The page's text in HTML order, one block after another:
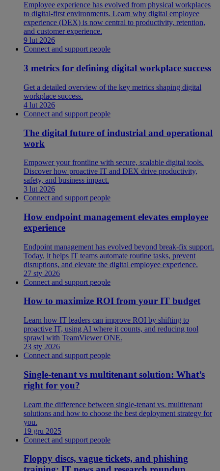
Employee experience has evolved from physical workplaces
to digital-first environments. Learn why digital employee
experience (DEX) is now central to productivity, retention,
and customer experience.
9 lut 2026
Connect and support people
3 metrics for defining digital workplace success
Get a detailed overview of the key metrics shaping digital
workplace success.
4 lut 2026
Connect and support people
The digital future of industrial and operational
work
Empower your frontline with secure, scalable digital tools.
Discover how proactive IT and DEX drive productivity,
safety, and business impact.
3 lut 2026
Connect and support people
How endpoint management elevates employee
experience
Endpoint management has evolved beyond break-fix support.
Today, it helps IT teams automate routine tasks, prevent
disruptions, and elevate the digital employee experience.
27 sty 2026
Connect and support people
How to maximize ROI from your IT budget
Learn how IT leaders can improve ROI by shifting to
proactive IT, using AI where it counts, and reducing tool
sprawl with TeamViewer ONE.
23 sty 2026
Connect and support people
Single-tenant vs multitenant solution: What’s
right for you?
Learn the difference between single-tenant vs. multitenant
solutions and how to choose the best deployment strategy for
you.
19 gru 2025
Connect and support people
Floppy discs, vague tickets, and phishing